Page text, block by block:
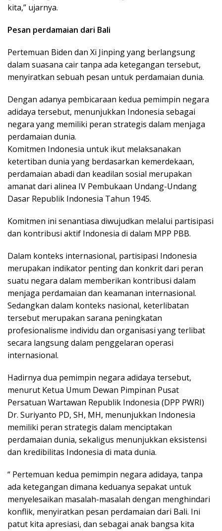
kita,” ujarnya.
Pesan perdamaian dari Bali
Pertemuan Biden dan Xi Jinping yang berlangsung
dalam suasana cair tanpa ada ketegangan tersebut,
menyiratkan sebuah pesan untuk perdamaian dunia.
Dengan adanya pembicaraan kedua pemimpin negara
adidaya tersebut, menunjukkan Indonesia sebagai
negara yang memiliki peran strategis dalam menjaga
perdamaian dunia.
Komitmen Indonesia untuk ikut melaksanakan
ketertiban dunia yang berdasarkan kemerdekaan,
perdamaian abadi dan keadilan sosial merupakan
amanat dari alinea IV Pembukaan Undang-Undang
Dasar Republik Indonesia Tahun 1945.
Komitmen ini senantiasa diwujudkan melalui partisipasi
dan kontribusi aktif Indonesia di dalam MPP PBB.
Dalam konteks internasional, partisipasi Indonesia
merupakan indikator penting dan konkrit dari peran
suatu negara dalam memberikan kontribusi dalam
menjaga perdamaian dan keamanan internasional.
Sedangkan dalam konteks nasional, keterlibatan
tersebut merupakan sarana peningkatan
profesionalisme individu dan organisasi yang terlibat
secara langsung dalam penggelaran operasi
internasional.
Hadirnya dua pemimpin negara adidaya tersebut,
menurut Ketua Umum Dewan Pimpinan Pusat
Persatuan Wartawan Republik Indonesia (DPP PWRI)
Dr. Suriyanto PD, SH, MH, menunjukkan Indonesia
memiliki peran strategis dalam menciptakan
perdamaian dunia, sekaligus menunjukkan eksistensi
dan kredibilitas Indonesia di mata dunia.
“ Pertemuan kedua pemimpin negara adidaya, tanpa
ada ketegangan dimana keduanya sepakat untuk
menyelesaikan masalah-masalah dengan menghindari
konflik, menyiratkan pesan perdamaian dari Bali. Ini
patut kita apresiasi, dan sebagai anak bangsa kita